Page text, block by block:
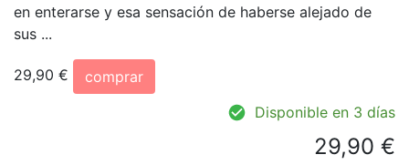
en enterarse y esa sensación de haberse alejado de
sus ...
29,90 €
comprar
Disponible en 3 días
29,90 €